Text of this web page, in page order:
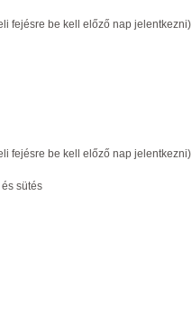
fejésre be kell előző nap jelentkezni)
fejésre be kell előző nap jelentkezni)
sütés